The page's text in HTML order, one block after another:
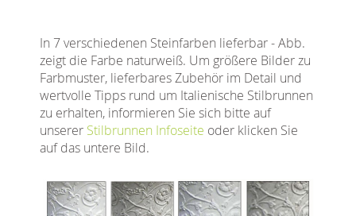
In 7 verschiedenen Steinfarben lieferbar - Abb.
zeigt die Farbe naturweiß. Um größere Bilder zu
Farbmuster, lieferbares Zubehör im Detail und
wertvolle Tipps rund um Italienische Stilbrunnen
zu erhalten, informieren Sie sich bitte auf
unserer Stilbrunnen Infoseite oder klicken Sie
auf das untere Bild.